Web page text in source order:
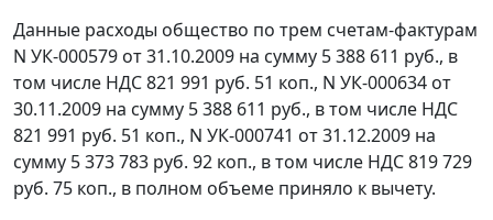
Данные расходы общество по трем счетам-фактурам
N УК-000579 от 31.10.2009 на сумму 5 388 611 руб., в
том числе НДС 821 991 руб. 51 коп., N УК-000634 от
30.11.2009 на сумму 5 388 611 руб., в том числе НДС
821 991 руб. 51 коп., N УК-000741 от 31.12.2009 на
сумму 5 373 783 руб. 92 коп., в том числе НДС 819 729
руб. 75 коп., в полном объеме приняло к вычету.